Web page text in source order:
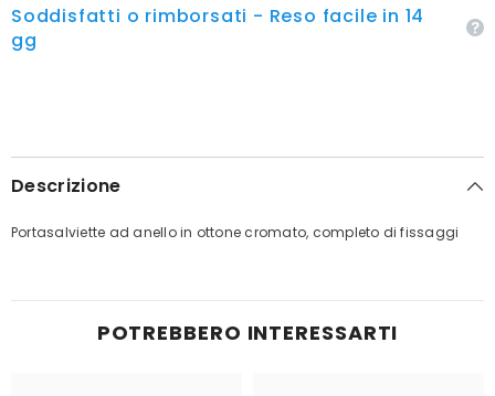
Soddisfatti o rimborsati - Reso facile in 14
gg
Descrizione
Portasalviette ad anello in ottone cromato, completo di fissaggi
POTREBBERO INTERESSARTI